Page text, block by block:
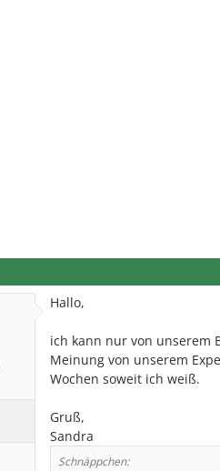
Hallo,
ich kann nur von unserem
Meinung von unserem
Wochen soweit ich weiß.
Gruß,
Sandra
Schnäppchen: